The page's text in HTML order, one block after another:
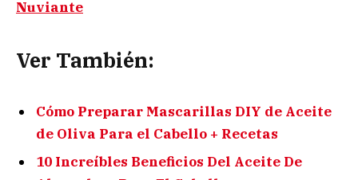
Nuviante
Ver También:
Cómo Preparar Mascarillas DIY de Aceite
de Oliva Para el Cabello + Recetas
10 Increíbles Beneficios Del Aceite De